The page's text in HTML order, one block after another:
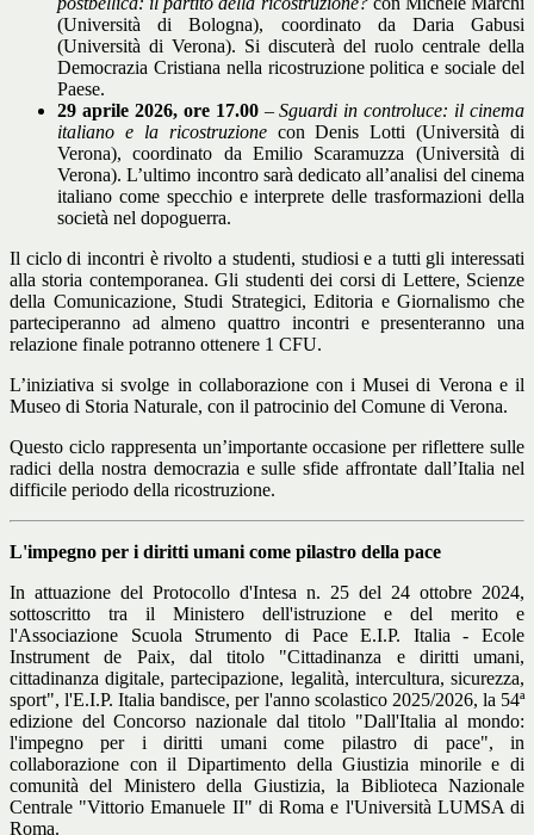
(Università di Bologna), coordinato da Daria Gabusi
(Università di Verona). Si discuterà del ruolo centrale della
Democrazia Cristiana nella ricostruzione politica e sociale del
Paese.
29 aprile 2026, ore 17.00–Sguardi in controluce: il cinema
italiano e la ricostruzionecon Denis Lotti (Università di
Verona), coordinato da Emilio Scaramuzza (Università di
Verona). L’ultimo incontro sarà dedicato all’analisi del cinema
italiano come specchio e interprete delle trasformazioni della
società nel dopoguerra.
Il ciclo di incontri è rivolto a studenti, studiosi e a tutti gli interessati
alla storia contemporanea. Gli studenti dei corsi di Lettere, Scienze
della Comunicazione, Studi Strategici, Editoria e Giornalismo che
parteciperanno ad almeno quattro incontri e presenteranno una
relazione finale potranno ottenere 1 CFU.
L’iniziativa si svolge in collaborazione con i Musei di Verona e il
Museo di Storia Naturale, con il patrocinio del Comune di Verona.
Questo ciclo rappresenta un’importante occasione per riflettere sulle
radici della nostra democrazia e sulle sfide affrontate dall’Italia nel
difficile periodo della ricostruzione.
L'impegno per i diritti umani come pilastro della pace
In attuazione del Protocollo d'Intesa n. 25 del 24 ottobre 2024,
sottoscritto tra il Ministero dell'istruzione e del merito e
l'Associazione Scuola Strumento di Pace E.I.P. Italia - Ecole
Instrument de Paix, dal titolo "Cittadinanza e diritti umani,
cittadinanza digitale, partecipazione, legalità, intercultura, sicurezza,
sport", l'E.I.P. Italia bandisce, per l'anno scolastico 2025/2026, la 54ª
edizione del Concorso nazionale dal titolo "Dall'Italia al mondo:
l'impegno per i diritti umani come pilastro di pace", in
collaborazione con il Dipartimento della Giustizia minorile e di
comunità del Ministero della Giustizia, la Biblioteca Nazionale
Centrale "Vittorio Emanuele II" di Roma e l'Università LUMSA di
Roma.